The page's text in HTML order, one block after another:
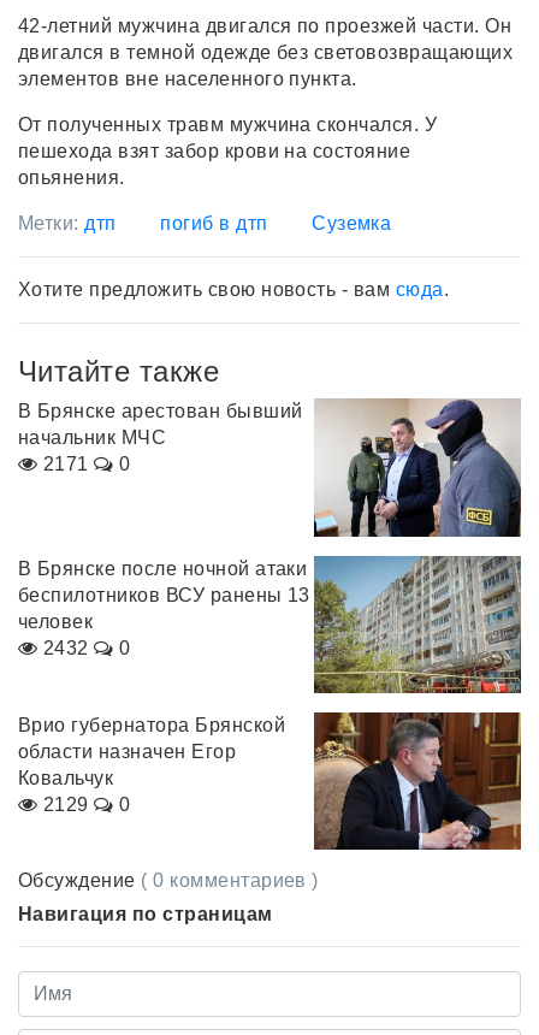
42-летний мужчина двигался по проезжей части. Он
двигался в темной одежде без световозвращающих
элементов вне населенного пункта.
От полученных травм мужчина скончался. У
пешехода взят забор крови на состояние
опьянения.
Метки: дтп погиб в дтп Суземка
Хотите предложить свою новость - вам сюда.
Читайте также
В Брянске арестован бывший
начальник МЧС
2171
0
В Брянске после ночной атаки
беспилотников ВСУ ранены 13
человек
2432
0
Врио губернатора Брянской
области назначен Егор
Ковальчук
2129
0
Обсуждение ( 0 комментариев )
Навигация по страницам